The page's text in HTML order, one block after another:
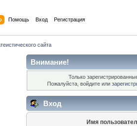
Помощь Вход Регистрация
сайта
Внимание!
Только
Пожалуйста, войдите или
Вход
Имя